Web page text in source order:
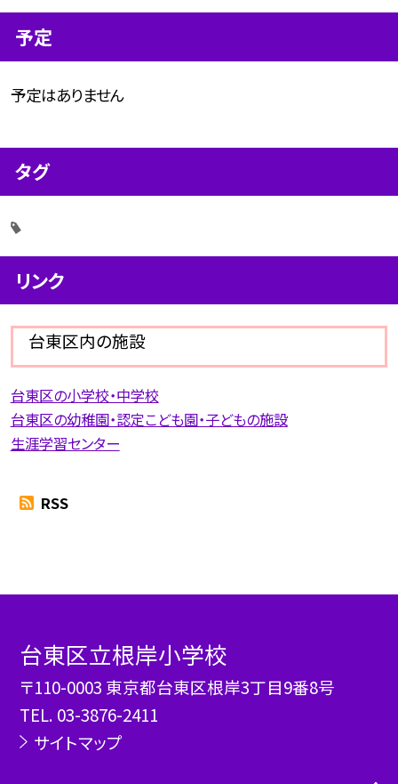
予定
予定はありません
タグ
リンク
台東区内の施設
台東区の小学校・中学校
台東区の幼稚園・認定こども園・子どもの施設
生涯学習センター
RSS
台東区立根岸小学校
〒110-0003 東京都台東区根岸3丁目9番8号
TEL. 03-3876-2411
サイトマップ